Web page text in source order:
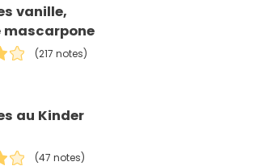
vanille,
mascarpone
(217 notes)
au Kinder
(47 notes)